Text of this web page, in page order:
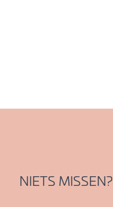
NIETS MISSEN?